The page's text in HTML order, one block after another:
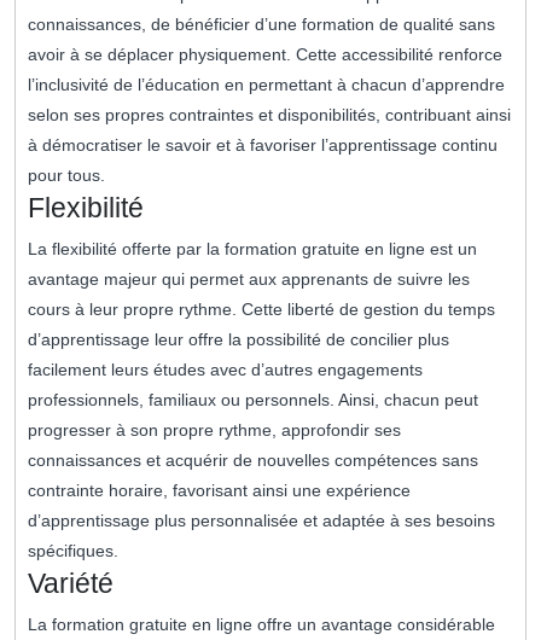
connaissances, de bénéficier d’une formation de qualité sans
avoir à se déplacer physiquement. Cette accessibilité renforce
l’inclusivité de l’éducation en permettant à chacun d’apprendre
selon ses propres contraintes et disponibilités, contribuant ainsi
à démocratiser le savoir et à favoriser l’apprentissage continu
pour tous.
Flexibilité
La flexibilité offerte par la formation gratuite en ligne est un
avantage majeur qui permet aux apprenants de suivre les
cours à leur propre rythme. Cette liberté de gestion du temps
d’apprentissage leur offre la possibilité de concilier plus
facilement leurs études avec d’autres engagements
professionnels, familiaux ou personnels. Ainsi, chacun peut
progresser à son propre rythme, approfondir ses
connaissances et acquérir de nouvelles compétences sans
contrainte horaire, favorisant ainsi une expérience
d’apprentissage plus personnalisée et adaptée à ses besoins
spécifiques.
Variété
La formation gratuite en ligne offre un avantage considérable